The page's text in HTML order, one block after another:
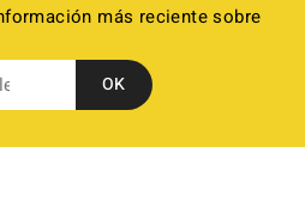
más reciente sobre